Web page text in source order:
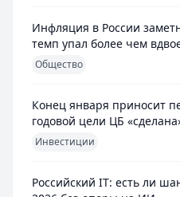
Инфляция в России
темп упал более чем
Общество
Конец января приносит
годовой цели ЦБ
Инвестиции
Российский IT: есть ли